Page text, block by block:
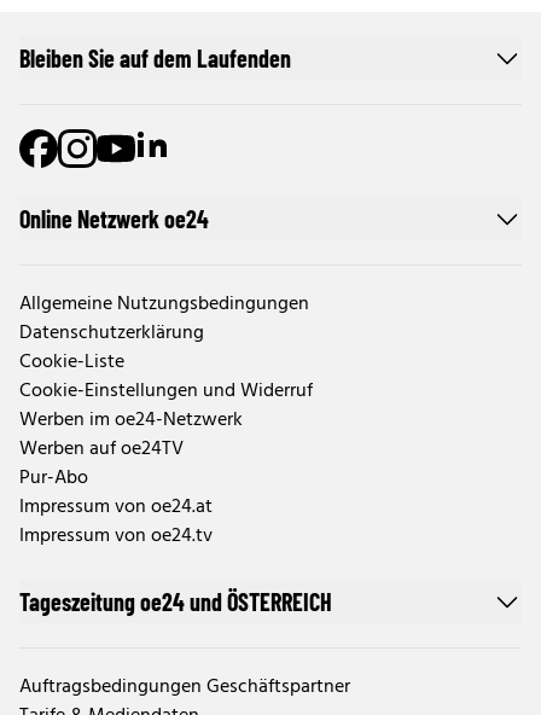
Online Netzwerk oe24
Allgemeine Nutzungsbedingungen
Datenschutzerklärung
Cookie-Liste
Cookie-Einstellungen und Widerruf
Werben im oe24-Netzwerk
Werben auf oe24TV
Pur-Abo
Impressum von oe24.at
Impressum von oe24.tv
Tageszeitung oe24 und ÖSTERREICH
Auftragsbedingungen Geschäftspartner
Bleiben Sie auf dem Laufenden